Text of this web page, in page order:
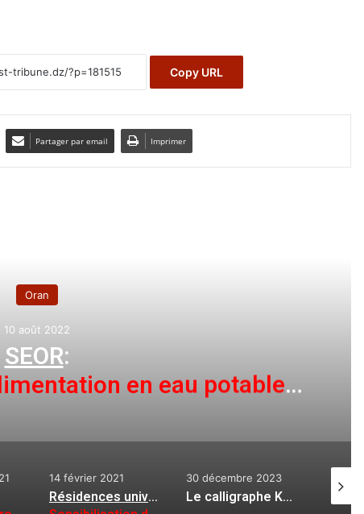
Copy URL
Partager par email Imprimer
120 nouveaux postes d’emploi
:
30 décembre 2023 9 mars 2022